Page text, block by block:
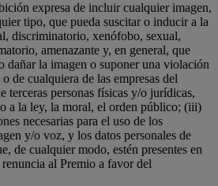
expresa de incluir cualquier imagen,
tipo, que pueda suscitar o inducir a la
discriminatorio, xenófobo, sexual,
amenazante y, en general, que
dañar la imagen o suponer una violación
de cualquiera de las empresas del
terceras personas físicas y/o jurídicas,
a la ley, la moral, el orden público; (iii)
necesarias para el uso de los
y/o voz, y los datos personales de
de cualquier modo, estén presentes en
al Premio a favor del